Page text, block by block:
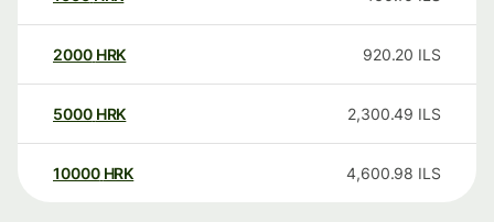
2000 HRK 920.20 ILS
5000 HRK 2,300.49 ILS
10000 HRK 4,600.98 ILS